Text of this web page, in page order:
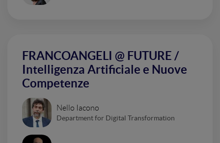
FRANCOANGELI @ FUTURE /
Intelligenza Artificiale e Nuove
Competenze
Nello Iacono
Department for Digital Transformation